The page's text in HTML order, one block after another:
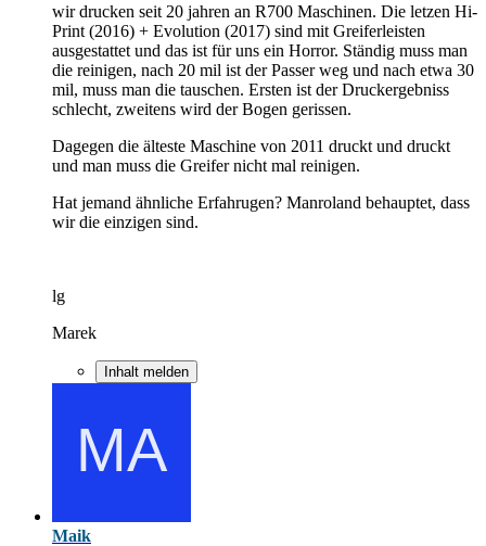
wir drucken seit 20 jahren an R700 Maschinen. Die letzen Hi-
Print (2016) + Evolution (2017) sind mit Greiferleisten
ausgestattet und das ist für uns ein Horror. Ständig muss man
die reinigen, nach 20 mil ist der Passer weg und nach etwa 30
mil, muss man die tauschen. Ersten ist der Druckergebniss
schlecht, zweitens wird der Bogen gerissen.
Dagegen die älteste Maschine von 2011 druckt und druckt
und man muss die Greifer nicht mal reinigen.
Hat jemand ähnliche Erfahrugen? Manroland behauptet, dass
wir die einzigen sind.
lg
Marek
Inhalt melden
Maik